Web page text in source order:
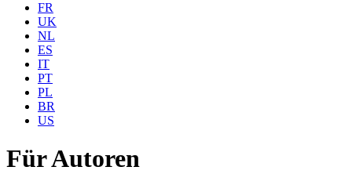
FR
UK
NL
ES
IT
PT
PL
BR
US
Für Autoren